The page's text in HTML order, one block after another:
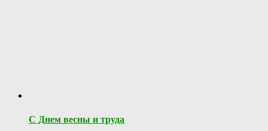
С Днем весны и труда